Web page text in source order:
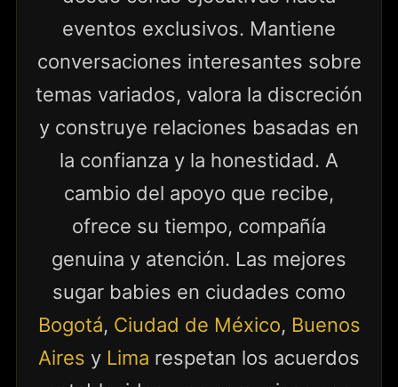
eventos exclusivos. Mantiene
conversaciones interesantes sobre
temas variados, valora la discreción
y construye relaciones basadas en
la confianza y la honestidad. A
cambio del apoyo que recibe,
ofrece su tiempo, compañía
genuina y atención. Las mejores
sugar babies en ciudades como
Bogotá, Ciudad de México, Buenos
Aires y Lima respetan los acuerdos